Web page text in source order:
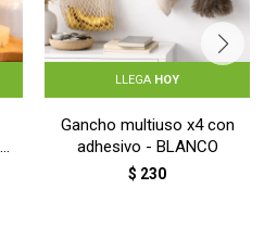
LLEGA HOY
Gancho multiuso x4 con
adhesivo - BLANCO
$ 230